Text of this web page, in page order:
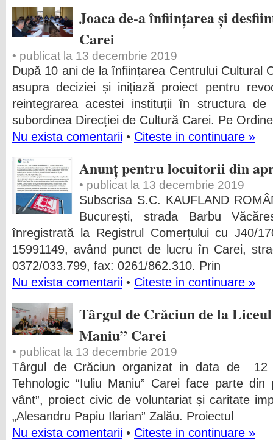
Joaca de-a înființarea și
Carei
• publicat la 13 decembrie 2019
După 10 ani de la înființarea Centrului Cultural
asupra deciziei și inițiază proiect pentru
reintegrarea acestei instituții în structura
subordinea Direcției de Cultură Carei. Pe
Nu exista comentarii • Citeste in continuare »
Anunț pentru locuitorii din
• publicat la 13 decembrie 2019
Subscrisa S.C. KAUFLAND
București, strada Barbu
înregistrată la Registrul Comerțului cu J40/
15991149, având punct de lucru în Carei,
0372/033.799, fax: 0261/862.310. Prin
Nu exista comentarii • Citeste in continuare »
Târgul de Crăciun de la
Maniu” Carei
• publicat la 13 decembrie 2019
Târgul de Crăciun organizat in data de
Tehnologic “Iuliu Maniu” Carei face parte
vânt”, proiect civic de voluntariat și caritate
„Alesandru Papiu Ilarian” Zalău. Proiectul
Nu exista comentarii • Citeste in continuare »